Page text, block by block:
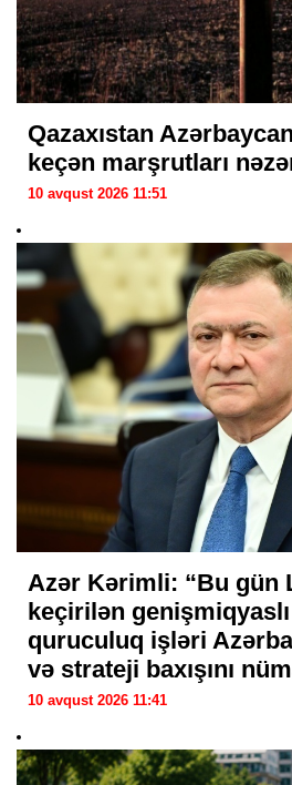
Qazaxıstan
keçən marşrutları
10 avqust 2026 11:51
Azər Kərimli: “Bu gün
keçirilən
quruculuq işləri
və strateji baxışını
10 avqust 2026 11:41